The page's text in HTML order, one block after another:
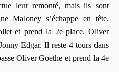
leur remonté, mais ils sont
Maloney s’échappe en tête.
et prend la 2e place. Oliver
Edgar. Il reste 4 tours dans
Oliver Goethe et prend la 4e